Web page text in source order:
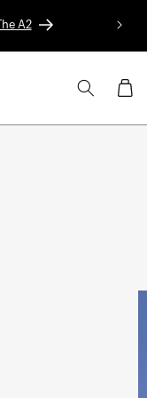
The A2
Panier